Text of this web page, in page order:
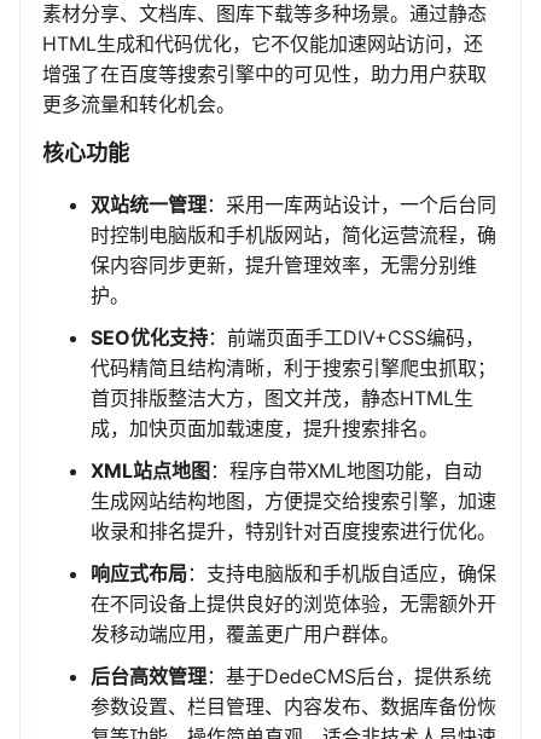
素材分享、文档库、图库下载等多种场景。通过静态
HTML生成和代码优化，它不仅能加速网站访问，还
增强了在百度等搜索引擎中的可见性，助力用户获取
更多流量和转化机会。
核心功能
双站统一管理：采用一库两站设计，一个后台同
时控制电脑版和手机版网站，简化运营流程，确
保内容同步更新，提升管理效率，无需分别维
护。
SEO优化支持：前端页面手工DIV+CSS编码，
代码精简且结构清晰，利于搜索引擎爬虫抓取；
首页排版整洁大方，图文并茂，静态HTML生
成，加快页面加载速度，提升搜索排名。
XML站点地图 ：程序自带XML地图功能，自动
生成网站结构地图，方便提交给搜索引擎，加速
收录和排名提升，特别针对百度搜索进行优化。
响应式布局：支持电脑版和手机版自适应，确保
在不同设备上提供良好的浏览体验，无需额外开
发移动端应用，覆盖更广用户群体。
后台高效管理：基于DedeCMS后台，提供系统
参数设置、栏目管理、内容发布、数据库备份恢